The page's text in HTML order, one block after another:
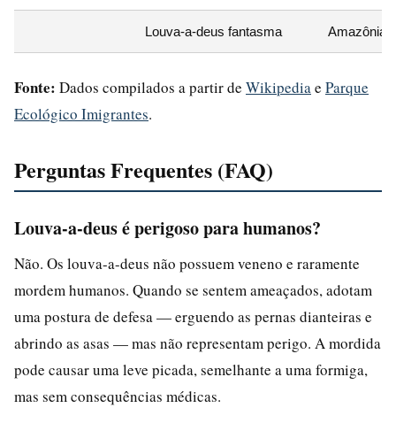
Louva-a-deus fantasma Amazônia
Fonte: Dados compilados a partir de Wikipedia e Parque
Ecológico Imigrantes.
Perguntas Frequentes (FAQ)
Louva-a-deus é perigoso para humanos?
Não. Os louva-a-deus não possuem veneno e raramente
mordem humanos. Quando se sentem ameaçados, adotam
uma postura de defesa — erguendo as pernas dianteiras e
abrindo as asas — mas não representam perigo. A mordida
pode causar uma leve picada, semelhante a uma formiga,
mas sem consequências médicas.